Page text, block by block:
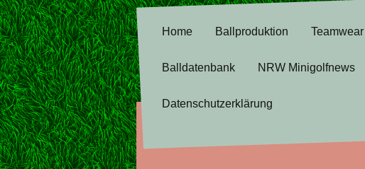
Home Ballproduktion Teamwear
Balldatenbank NRW Minigolfnews
Datenschutzerklärung